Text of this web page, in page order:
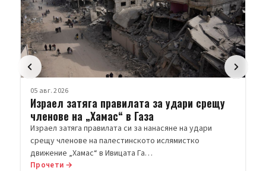
05 авг. 2026
Израел затяга правилата за удари срещу
членове на „Хамас“ в Газа
Израел затяга правилата си за нанасяне на удари
срещу членове на палестинското ислямистко
движение „Хамас“ в Ивицата Га…
Прочети →